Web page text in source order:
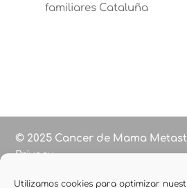
Utilizamos cookies para optimizar
familiares Cataluña
© 2025 Cancer de Mama
Privacy